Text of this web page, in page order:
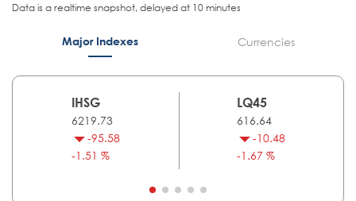
Data is a realtime snapshot, delayed at 10 minutes
Major Indexes Currencies
IHSG
6219.73
-95.58
-1.51 %
LQ45
616.64
-10.48
-1.67 %